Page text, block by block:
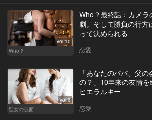
Vol.10
Who？
Who？最終話：カメ
劇。そして勝負の行方
って決められる
恋愛
Vol.6
聖女の仮面
「あなたのパパ、父
の？」10年来の友情
ヒエラルキー
恋愛